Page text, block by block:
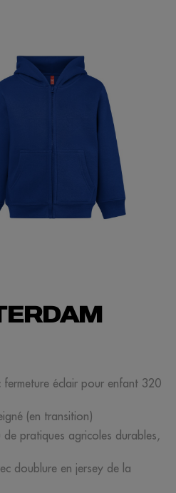
éclair pour enfant 320
(en transition)
pratiques agricoles durables,
doublure en jersey de la